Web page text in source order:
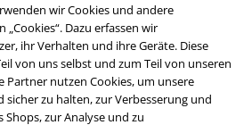
wir Cookies und andere
Dazu erfassen wir
ihr Verhalten und ihre Geräte. Diese
von uns selbst und zum Teil von unseren
Partner nutzen Cookies, um unsere
sicher zu halten, zur Verbesserung und
zur Analyse und zu